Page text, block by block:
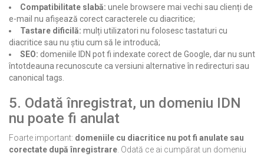
Compatibilitate slabă: unele browsere mai vechi sau clienți de
e-mail nu afișează corect caracterele cu diacritice;
Tastare dificilă: mulți utilizatori nu folosesc tastaturi cu
diacritice sau nu știu cum să le introducă;
SEO: domeniile IDN pot fi indexate corect de Google, dar nu sunt
întotdeauna recunoscute ca versiuni alternative în redirecturi sau
canonical tags.
5. Odată înregistrat, un domeniu IDN
nu poate fi anulat
Foarte important: domeniile cu diacritice nu pot fi anulate sau
corectate după înregistrare. Odată ce ai cumpărat un domeniu